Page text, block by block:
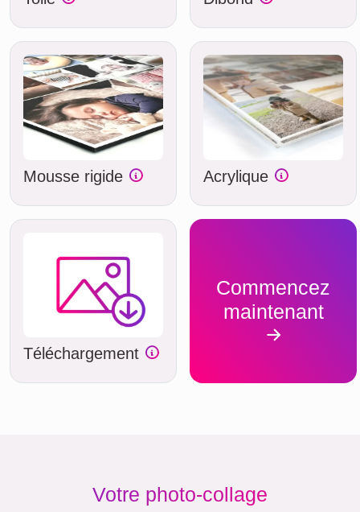
Mousse rigide Acrylique
Téléchargement
Commencez
maintenant
Votre photo-collage